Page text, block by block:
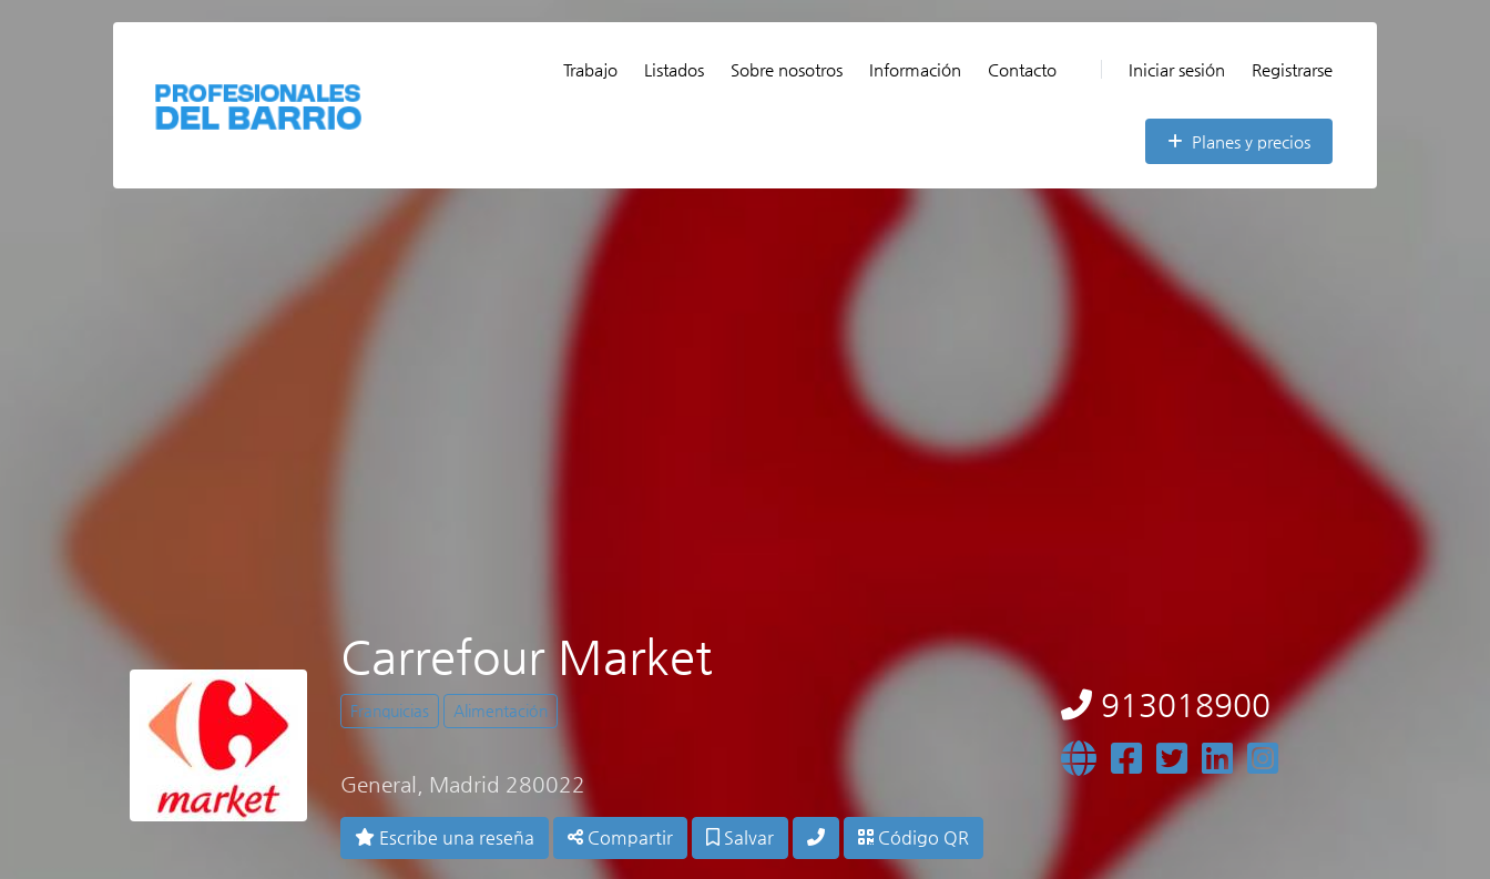
Trabajo Listados Sobre nosotros Información Contacto Iniciar sesión Registrarse
Planes y precios
Carrefour Market
Franquicias Alimentación
General, Madrid 280022
Escribe una reseña Compartir Salvar Código QR
913018900